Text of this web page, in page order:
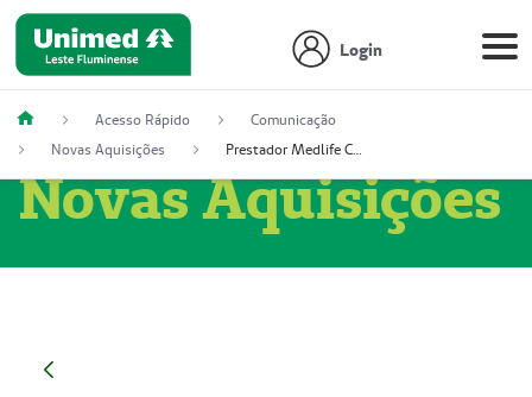
Login
Acesso Rápido
Comunicação
Novas Aquisições
Prestador Medlife Consultas e Diagnósticos (51004334-2)
Novas Aquisições